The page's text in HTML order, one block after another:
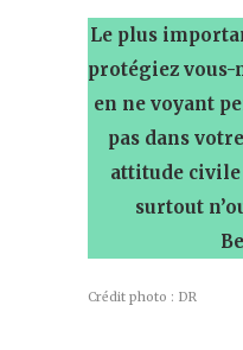
Le plus
protégiez vous-
en ne voyant
pas dans
attitude civile
surtout
Crédit photo : DR